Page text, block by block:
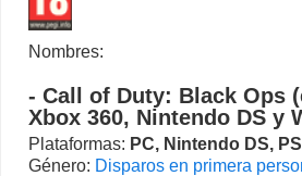
Nombres:
- Call of Duty: Black Ops
Xbox 360, Nintendo DS y
Plataformas: PC, Nintendo DS,
Género: Disparos en primera